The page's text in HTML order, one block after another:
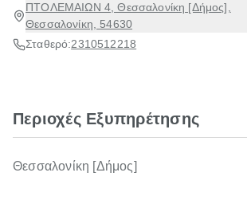
ΠΤΟΛΕΜΑΙΩΝ 4, Θεσσαλονίκη [Δήμος],
Θεσσαλονίκη, 54630
Σταθερό:2310512218
Περιοχές Εξυπηρέτησης
Θεσσαλονίκη [Δήμος]